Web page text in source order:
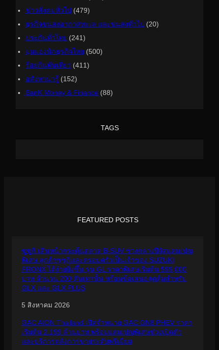
ข่าวสังคมทั่วไป (479)
ธุรกิจขนส่งอากาศทะเล และขนส่งทั่วไป (20)
ประกันทั่วไทย (241)
มุมมองนักธุรกิจไทย (500)
ร้อยกินพันเที่ยว (411)
อสังหาน่ารู้ (152)
ฺBanK Money & Finance (88)
TAGS
FEATURED POSTS
ซูซูกิ เดินหน้ากระตุ้นตลาด B-SUV ช่วงกลางปีจัดแคมเปญ
พิเศษ ลูกค้าซูซูกิและครอบครัวเป็นเจ้าของ SUZUKI
FRONX ได้ง่ายยิ่งขึ้น รุ่น GL ราคาพิเศษเริ่มต้น 599,000
บาท จำนวน 200 คันเท่านั้น พร้อมข้อเสนอสุดคุ้มสำหรับ
GLX และ GLX PLUS
5 สิงหาคม 2026
GAC AION Thailand เปิดจำหน่าย GAC GN8 PHEV ราคา
เริ่มต้น 2.199 ล้านบาท พร้อมแคมเปญพิเศษช่วงเปิดตัว
และบริการหลังการขายระดับพรีเมียม